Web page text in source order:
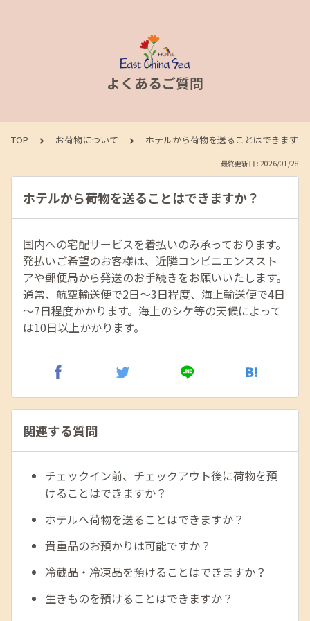
よくあるご質問
TOP お荷物について ホテルから荷物を送ることはできますか
最終更新日 : 2026/01/28
ホテルから荷物を送ることはできますか？
国内への宅配サービスを着払いのみ承っております。
発払いご希望のお客様は、近隣コンビニエンススト
アや郵便局から発送のお手続きをお願いいたします。
通常、航空輸送便で2日～3日程度、海上輸送便で4日
～7日程度かかります。海上のシケ等の天候によって
は10日以上かかります。
関連する質問
チェックイン前、チェックアウト後に荷物を預
けることはできますか？
ホテルへ荷物を送ることはできますか？
貴重品のお預かりは可能ですか？
冷蔵品・冷凍品を預けることはできますか？
生きものを預けることはできますか？